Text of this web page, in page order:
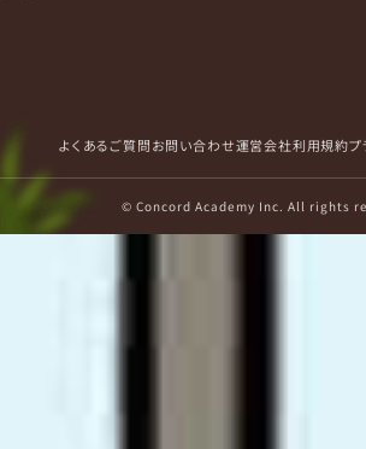
よくあるご質問お問い合わせ運営会社利用規約プ
© Concord Academy Inc. All rights